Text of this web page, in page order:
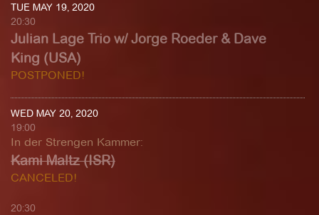
TUE MAY 19, 2020
20:30
Julian Lage Trio w/ Jorge Roeder & Dave
King (USA)
POSTPONED!
WED MAY 20, 2020
19:00
In der Strengen Kammer:
Kami Maltz (ISR)
CANCELED!
20:30